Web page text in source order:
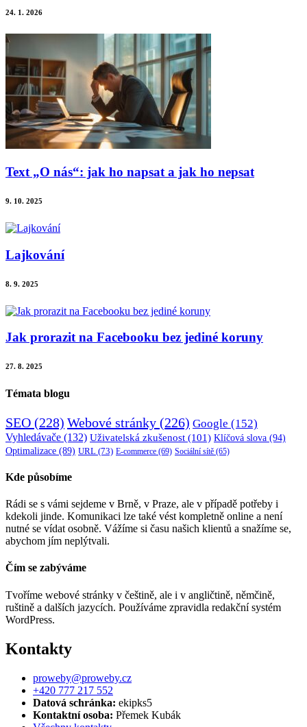
24. 1. 2026
Text „O nás“: jak ho napsat a jak ho nepsat
9. 10. 2025
Lajkování
8. 9. 2025
Jak prorazit na Facebooku bez jediné koruny
27. 8. 2025
Témata blogu
SEO (228) Webové stránky (226) Google (152)
Vyhledávače (132) Uživatelská zkušenost (101) Klíčová slova (94)
Optimalizace (89) URL (73) E-commerce (69) Sociální sítě (65)
Kde působíme
Rádi se s vámi sejdeme v Brně, v Praze, ale v případě potřeby i
kdekoli jinde. Komunikaci lze také vést kompletně online a není
nutné se vídat osobně. Vážíme si času našich klientů a snažíme se,
abychom jím neplýtvali.
Čím se zabýváme
Tvoříme webové stránky v češtině, ale i v angličtině, němčině,
ruštině a dalších jazycích. Používáme zpravidla redakční systém
WordPress.
Kontakty
proweby@proweby.cz
+420 777 217 552
Datová schránka: ekipks5
Kontaktní osoba: Přemek Kubák